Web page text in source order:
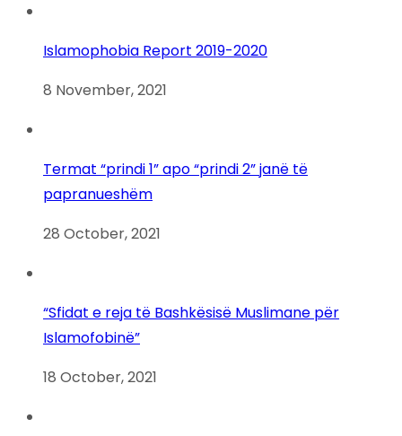
Islamophobia Report 2019-2020
8 November, 2021
Termat “prindi 1” apo “prindi 2” janë të
papranueshëm
28 October, 2021
“Sfidat e reja të Bashkësisë Muslimane për
Islamofobinë”
18 October, 2021